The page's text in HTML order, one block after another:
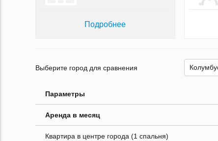
Подробнее
Выберите город для сравнения
Параметры
Аренда в месяц
Квартира в центре города (1 спальня)